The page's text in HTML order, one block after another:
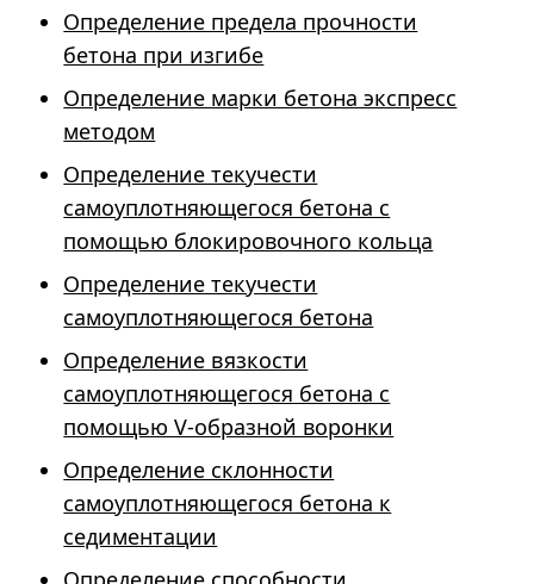
Определение предела прочности
бетона при изгибе
Определение марки бетона экспресс
методом
Определение текучести
самоуплотняющегося бетона с
помощью блокировочного кольца
Определение текучести
самоуплотняющегося бетона
Определение вязкости
самоуплотняющегося бетона с
помощью V-образной воронки
Определение склонности
самоуплотняющегося бетона к
седиментации